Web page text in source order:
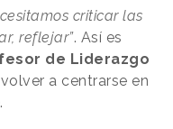
criticar las
reflejar”. Así es
de Liderazgo
a centrarse en